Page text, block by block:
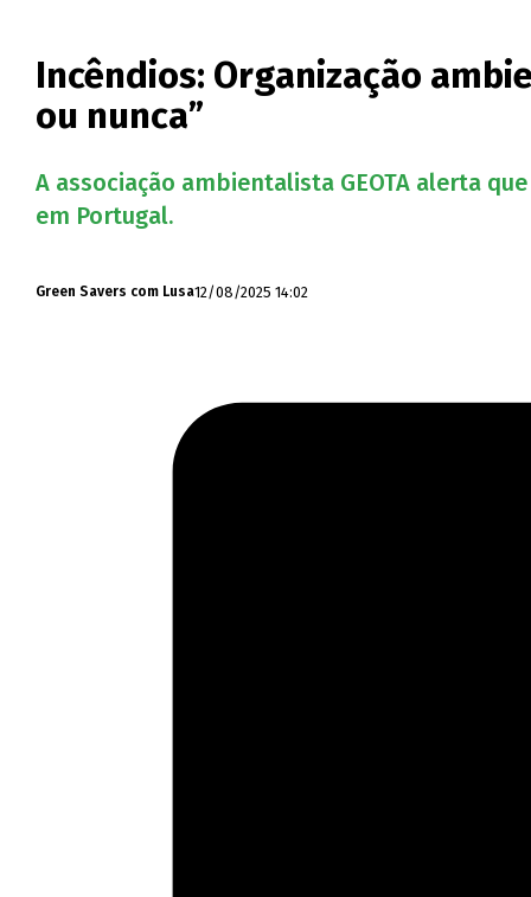
Incêndios: Organização
ou nunca”
A associação ambientalista GEOTA alerta
em Portugal.
Green Savers com Lusa12/08/2025 14:02